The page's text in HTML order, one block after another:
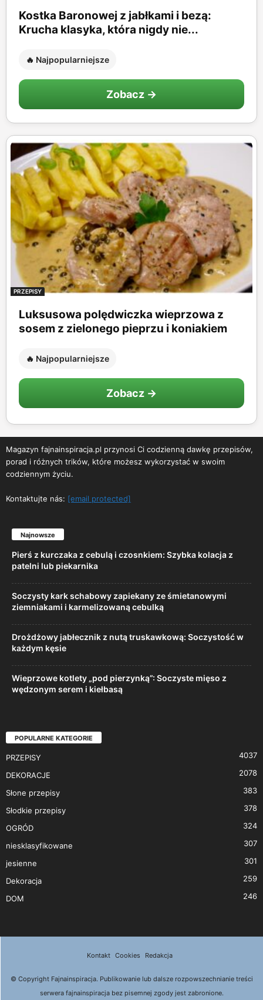
Kostka Baronowej z jabłkami i bezą:
Krucha klasyka, która nigdy nie...
🔥 Najpopularniejsze
Zobacz →
PRZEPISY
Luksusowa polędwiczka wieprzowa z
sosem z zielonego pieprzu i koniakiem
🔥 Najpopularniejsze
Zobacz →
Magazyn fajnainspiracja.pl przynosi Ci codzienną dawkę przepisów,
porad i różnych trików, które możesz wykorzystać w swoim
codziennym życiu.
Kontaktujte nás: [email protected]
Najnowsze
Pierś z kurczaka z cebulą i czosnkiem: Szybka kolacja z
patelni lub piekarnika
Soczysty kark schabowy zapiekany ze śmietanowymi
ziemniakami i karmelizowaną cebulką
Drożdżowy jabłecznik z nutą truskawkową: Soczystość w
każdym kęsie
Wieprzowe kotlety „pod pierzynką”: Soczyste mięso z
wędzonym serem i kiełbasą
POPULARNE KATEGORIE
PRZEPISY 4037
DEKORACJE 2078
Słone przepisy 383
Słodkie przepisy 378
OGRÓD 324
niesklasyfikowane 307
jesienne 301
Dekoracja 259
DOM 246
Kontakt Cookies Redakcja
© Copyright Fajnainspiracja. Publikowanie lub dalsze rozpowszechnianie treści
serwera fajnainspiracja bez pisemnej zgody jest zabronione.